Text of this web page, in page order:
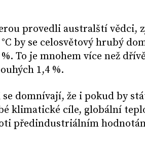
provedli australští vědci,
°C by se celosvětový hrubý
To je mnohem více než
1,4 %.
domnívají, že i pokud by
klimatické cíle, globální
předindustriálním